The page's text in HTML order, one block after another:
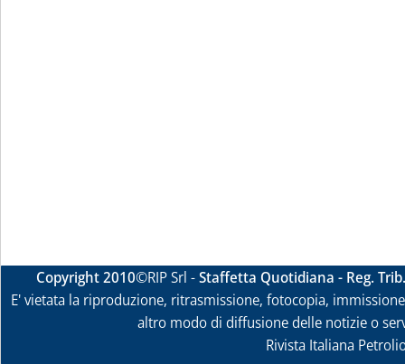
Copyright 2010©RIP Srl -Staffetta Quotidiana - Reg.
E' vietata la riproduzione, ritrasmissione, fotocopia,
altro modo di diffusione delle notizie o
Rivista Italiana